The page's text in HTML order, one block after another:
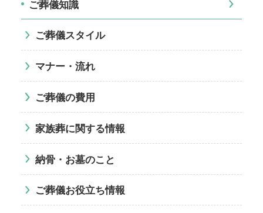
ご葬儀知識
ご葬儀スタイル
マナー・流れ
ご葬儀の費用
家族葬に関する情報
納骨・お墓のこと
ご葬儀お役立ち情報